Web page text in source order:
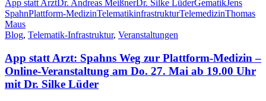
App statt ArztDr. Andreas MeißnerDr. Silke LüderGematikJens
SpahnPlattform-MedizinTelematikinfrastrukturTelemedizinThomas
Maus
Blog, Telematik-Infrastruktur, Veranstaltungen
App statt Arzt: Spahns Weg zur Plattform-Medizin –
Online-Veranstaltung am Do. 27. Mai ab 19.00 Uhr
mit Dr. Silke Lüder